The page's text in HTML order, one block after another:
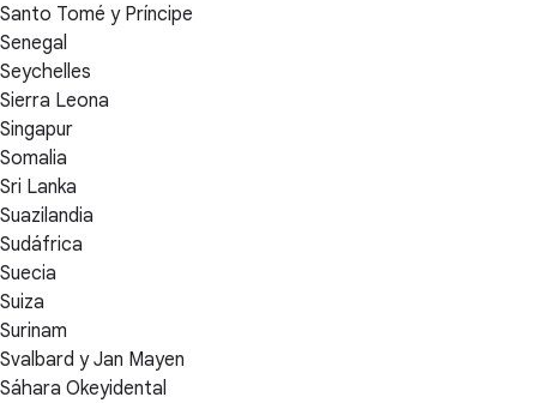
Santo Tomé y Príncipe
Senegal
Seychelles
Sierra Leona
Singapur
Somalia
Sri Lanka
Suazilandia
Sudáfrica
Suecia
Suiza
Surinam
Svalbard y Jan Mayen
Sáhara Okeyidental